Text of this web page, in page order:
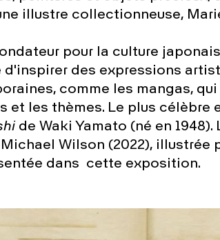
illustre collectionneuse,
pour la culture
d'inspirer des expressions
comme les mangas,
et les thèmes. Le plus célèbre
de Waki Yamato (né en
Wilson (2022), illustrée
dans cette exposition.